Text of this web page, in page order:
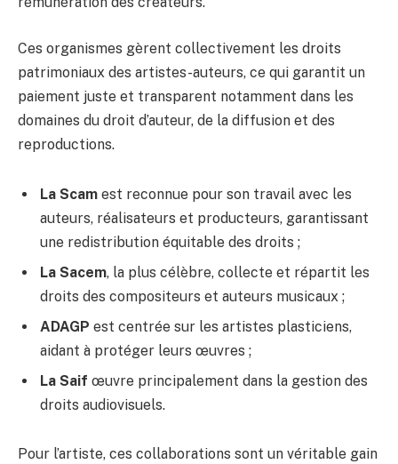
Ces organismes gèrent collectivement les droits
patrimoniaux des artistes-auteurs, ce qui garantit un
paiement juste et transparent notamment dans les
domaines du droit d’auteur, de la diffusion et des
reproductions.
La Scam est reconnue pour son travail avec les
auteurs, réalisateurs et producteurs, garantissant
une redistribution équitable des droits ;
La Sacem, la plus célèbre, collecte et répartit les
droits des compositeurs et auteurs musicaux ;
ADAGP est centrée sur les artistes plasticiens,
aidant à protéger leurs œuvres ;
La Saif œuvre principalement dans la gestion des
droits audiovisuels.
Pour l’artiste, ces collaborations sont un véritable gain